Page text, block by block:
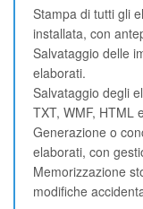
Stampa di tutti gli
installata, con
Salvataggio delle
elaborati.
Salvataggio degli
TXT, WMF, HTML
Generazione o
elaborati, con
Memorizzazione
modifiche